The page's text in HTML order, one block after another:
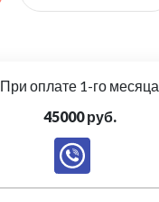
При оплате 1-го месяца
45000 руб.